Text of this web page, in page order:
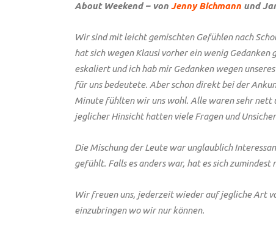
About Weekend – von Jenny Bichmann und
Wir sind mit leicht gemischten Gefühlen nach
hat sich wegen Klausi vorher ein wenig
eskaliert und ich hab mir Gedanken wegen
für uns bedeutete. Aber schon direkt bei der
Minute fühlten wir uns wohl. Alle waren sehr nett
jeglicher Hinsicht hatten viele Fragen und
Die Mischung der Leute war unglaublich
gefühlt. Falls es anders war, hat es sich
Wir freuen uns, jederzeit wieder auf jegliche Art
einzubringen wo wir nur können.